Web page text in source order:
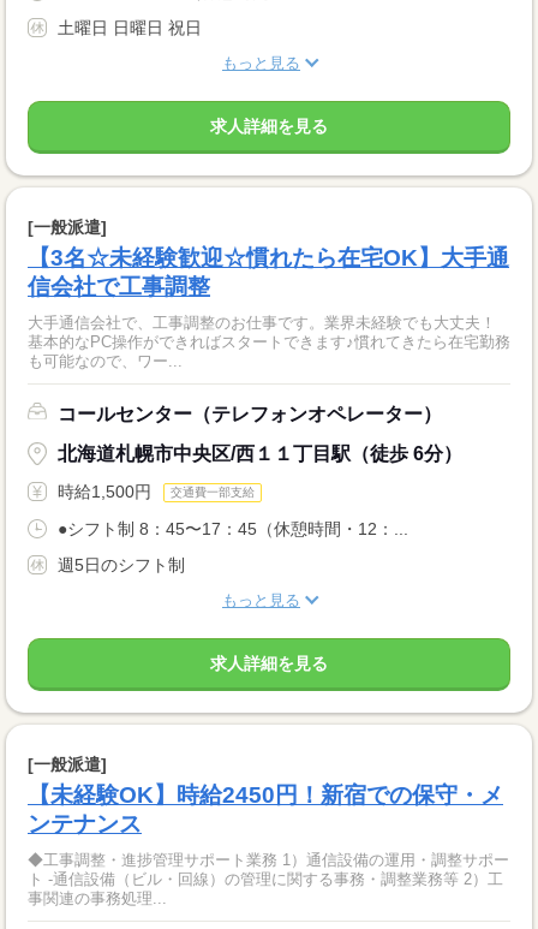
土曜日 日曜日 祝日
もっと見る
求人詳細を見る
[一般派遣]
【3名☆未経験歓迎☆慣れたら在宅OK】大手通
信会社で工事調整
大手通信会社で、工事調整のお仕事です。業界未経験でも大丈夫！
基本的なPC操作ができればスタートできます♪慣れてきたら在宅勤務
も可能なので、ワー...
コールセンター（テレフォンオペレーター）
北海道札幌市中央区/西１１丁目駅（徒歩 6分）
時給1,500円 交通費一部支給
●シフト制 8：45〜17：45（休憩時間・12：...
週5日のシフト制
もっと見る
求人詳細を見る
[一般派遣]
【未経験OK】時給2450円！新宿での保守・メ
ンテナンス
◆工事調整・進捗管理サポート業務 1）通信設備の運用・調整サポー
ト -通信設備（ビル・回線）の管理に関する事務・調整業務等 2）工
事関連の事務処理...